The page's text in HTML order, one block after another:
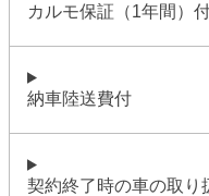
カルモ保証（1年間）
納車陸送費付
契約終了時の車の取り